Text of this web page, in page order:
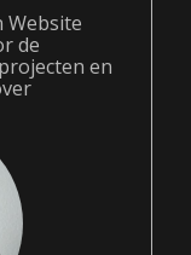
Website
de
en